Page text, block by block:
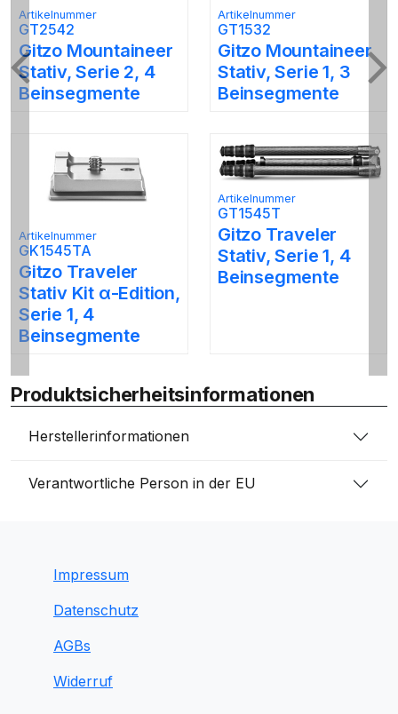
Artikelnummer
GT2542
Gitzo Mountaineer
Stativ, Serie 2, 4
Beinsegmente
Artikelnummer
GT1532
Gitzo Mountaineer
Stativ, Serie 1, 3
Beinsegmente
Artikelnummer
GK1545TA
Gitzo Traveler
Stativ Kit α-Edition,
Serie 1, 4
Beinsegmente
Artikelnummer
GT1545T
Gitzo Traveler
Stativ, Serie 1, 4
Beinsegmente
Previous
Produktsicherheitsinformationen
Herstellerinformationen
Verantwortliche Person in der EU
Impressum
Datenschutz
AGBs
Widerruf